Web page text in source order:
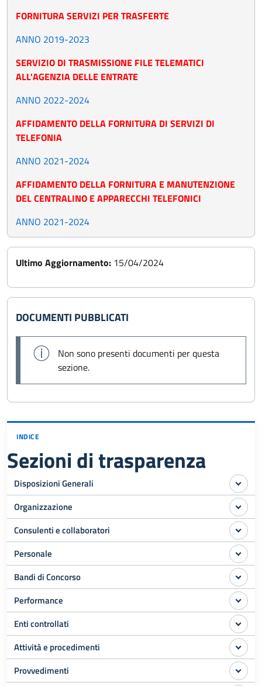
FORNITURA SERVIZI PER TRASFERTE
ANNO 2019-2023
SERVIZIO DI TRASMISSIONE FILE TELEMATICI
ALL'AGENZIA DELLE ENTRATE
ANNO 2022-2024
AFFIDAMENTO DELLA FORNITURA DI SERVIZI DI
TELEFONIA
ANNO 2021-2024
AFFIDAMENTO DELLA FORNITURA E MANUTENZIONE
DEL CENTRALINO E APPARECCHI TELEFONICI
ANNO 2021-2024
Ultimo Aggiornamento: 15/04/2024
DOCUMENTI PUBBLICATI
Non sono presenti documenti per questa
sezione.
INDICE
Sezioni di trasparenza
Disposizioni Generali
Organizzazione
Consulenti e collaboratori
Personale
Bandi di Concorso
Performance
Enti controllati
Attività e procedimenti
Provvedimenti